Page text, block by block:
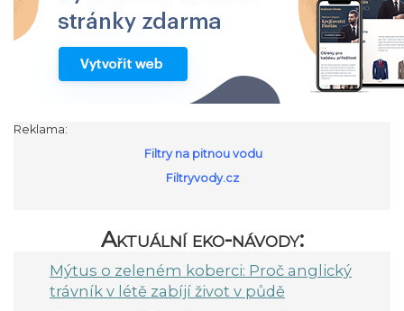
Reklama:
Filtry na pitnou vodu
Filtryvody.cz
Aktuální eko-návody:
Mýtus o zeleném koberci: Proč anglický
trávník v létě zabíjí život v půdě